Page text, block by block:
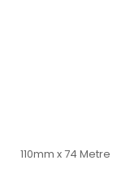
110mm x 74 Metre